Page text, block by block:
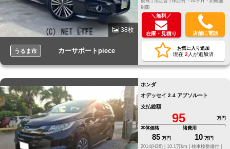
38枚
うるま市 カーサポートpiece
制限
＼無料／
在庫・見積り 店舗に電話
お気に入り追加
現在 2 人が追加済
ホンダ
オデッセイ 2.4 アブソルート
支払総額
95
万円
本体価格
85 万円
諸費用
10 万円
2014(H26) |
10.1万km |
検車検整備付 |